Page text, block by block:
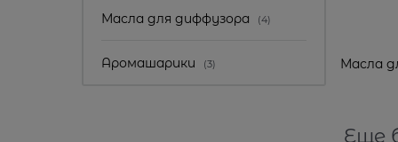
Масла для диффузора (4)
Аромашарики (3) Масла
Еще